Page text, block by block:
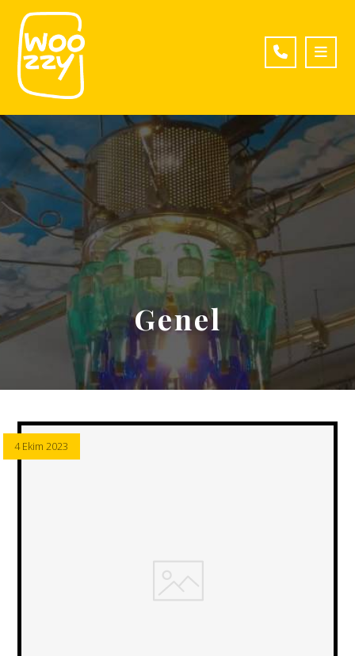
Genel
4 Ekim 2023